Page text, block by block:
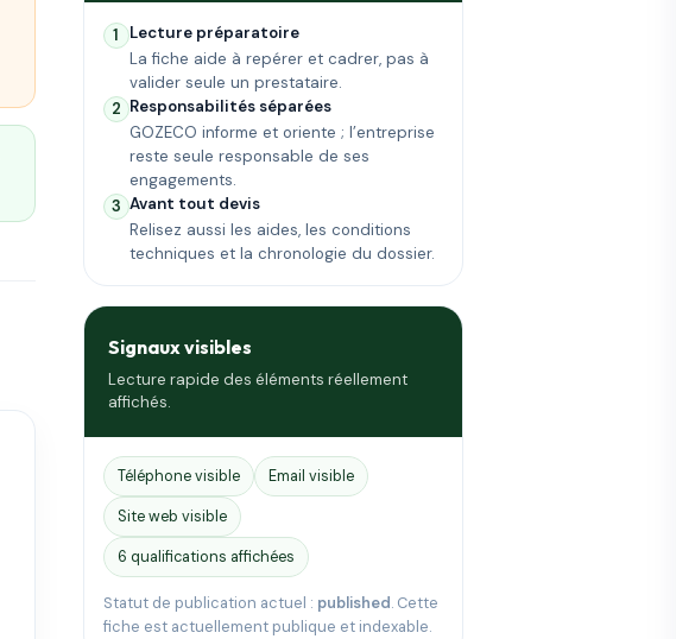
1 Lecture préparatoire
La fiche aide à repérer et cadrer, pas à
valider seule un prestataire.
2 Responsabilités séparées
GOZECO informe et oriente ; l’entreprise
reste seule responsable de ses
engagements.
3 Avant tout devis
Relisez aussi les aides, les conditions
techniques et la chronologie du dossier.
Signaux visibles
Lecture rapide des éléments réellement
affichés.
Téléphone visible
Email visible
Site web visible
6 qualifications affichées
Statut de publication actuel : published. Cette
fiche est actuellement publique et indexable.